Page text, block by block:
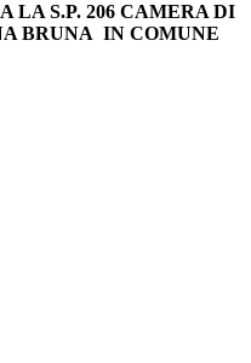
LA S.P. 206 CAMERA DI
BRUNA IN COMUNE